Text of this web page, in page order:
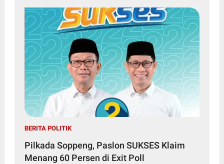
BERITA POLITIK
Pilkada Soppeng, Paslon SUKSES Klaim
Menang 60 Persen di Exit Poll